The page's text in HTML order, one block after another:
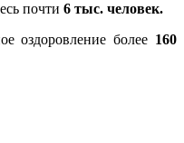
почти 6 тыс. человек.
оздоровление более 160